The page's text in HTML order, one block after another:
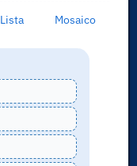
Lista Mosaico